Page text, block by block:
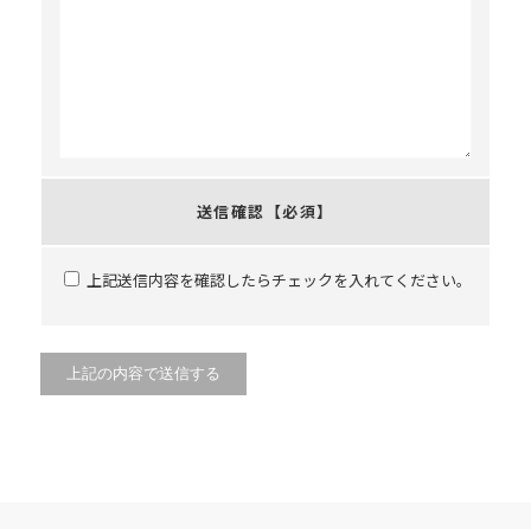
送信確認 【必須】
上記送信内容を確認したらチェックを入れてください。